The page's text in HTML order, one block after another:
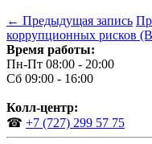
← Предыдущая запись
коррупционных рисков
Время работы:
Пн-Пт 08:00 - 20:00
Сб 09:00 - 16:00
Колл-центр:
☎ +7 (727) 299 57 75